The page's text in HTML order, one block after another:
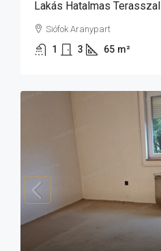
Lakás Hatalmas Terasszal
Siófok Aranypart
1 3 65 m²